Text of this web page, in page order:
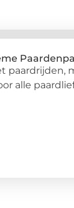
paardrijden,
alle